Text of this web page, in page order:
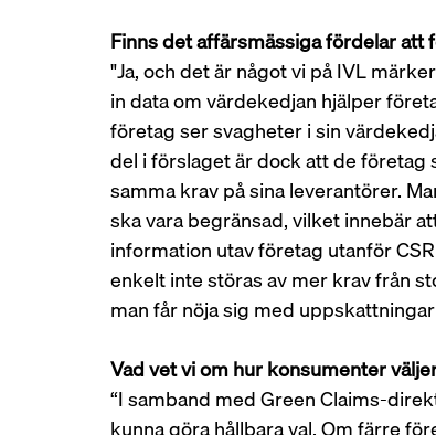
Finns det affärsmässiga fördelar
"Ja, och det är något vi på IVL
in data om värdekedjan hjälper
företag ser svagheter i sin
del i förslaget är dock att de
samma krav på sina leverantörer.
ska vara begränsad, vilket innebär
information utav företag utanför
enkelt inte störas av mer krav från
man får nöja sig med
Vad vet vi om hur konsumenter
“I samband med Green Claims-